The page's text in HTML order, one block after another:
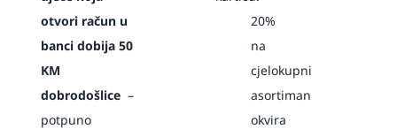
otvori račun u
banci dobija 50
KM
dobrodošlice–
potpuno
20%
na
cjelokupni
asortiman
okvira